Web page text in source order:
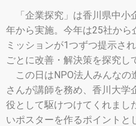
「企業探究」は香川県中小
年から実施。今年は25社から
ミッションが1つずつ提示さ
ごとに改善・解決策を探究し
この日はNPO法人みんなの
さんが講師を務め、香川大学
役として駆けつけてくれまし
いポスターを作るポイントと